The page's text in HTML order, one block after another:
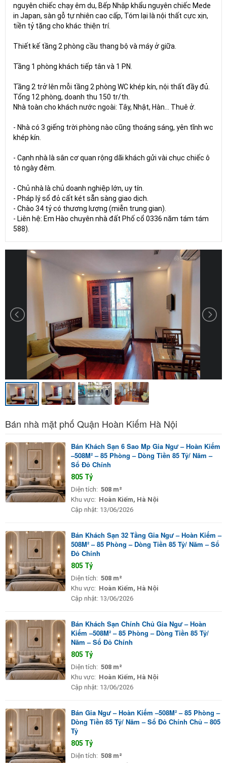
nguyên chiếc chạy êm du, Bếp Nhập khẩu nguyên chiếc Mede
in Japan, sàn gỗ tự nhiên cao cấp, Tóm lại là nội thất cực xịn,
tiền tỷ tặng cho khác thiện trí.
Thiết kế tầng 2 phòng cầu thang bộ và máy ở giữa.
Tầng 1 phòng khách tiếp tân và 1 PN.
Tầng 2 trở lên mỗi tầng 2 phòng WC khép kín, nội thất đầy đủ.
Tổng 12 phòng, doanh thu 150 tr/th.
Nhà toàn cho khách nước ngoài: Tây, Nhật, Hàn... Thuê ở.
- Nhà có 3 giếng trời phòng nào cũng thoáng sáng, yên tĩnh wc
khép kín.
- Cạnh nhà là sân cơ quan rộng dãi khách gửi vài chục chiếc ô
tô ngày đêm.
- Chủ nhà là chủ doanh nghiệp lớn, uy tín.
- Pháp lý sổ đỏ cất két sẵn sàng giao dịch.
- Chào 34 tỷ có thương lượng (miễn trung gian).
- Liên hệ: Em Hào chuyên nhà đất Phố cổ 0336 năm tám tám
588).
Bán nhà mặt phố Quận Hoàn Kiếm Hà Nội
Bán Khách Sạn 6 Sao Mp Gia Ngư – Hoàn Kiếm
–508M² – 85 Phòng – Dòng Tiền 85 Tỷ/ Năm –
Sổ Đỏ Chính
805 Tỷ
Diện tích: 508 m²
Khu vực: Hoàn Kiếm, Hà Nội
Cập nhật: 13/06/2026
Bán Khách Sạn 32 Tầng Gia Ngư – Hoàn Kiếm –
508M² – 85 Phòng – Dòng Tiền 85 Tỷ/ Năm – Sổ
Đỏ Chính
805 Tỷ
Diện tích: 508 m²
Khu vực: Hoàn Kiếm, Hà Nội
Cập nhật: 13/06/2026
Bán Khách Sạn Chính Chủ Gia Ngư – Hoàn
Kiếm –508M² – 85 Phòng – Dòng Tiền 85 Tỷ/
Năm – Sổ Đỏ Chính
805 Tỷ
Diện tích: 508 m²
Khu vực: Hoàn Kiếm, Hà Nội
Cập nhật: 13/06/2026
Bán Gia Ngư – Hoàn Kiếm –508M² – 85 Phòng –
Dòng Tiền 85 Tỷ/ Năm – Sổ Đỏ Chính Chủ – 805
Tỷ
805 Tỷ
Diện tích: 508 m²